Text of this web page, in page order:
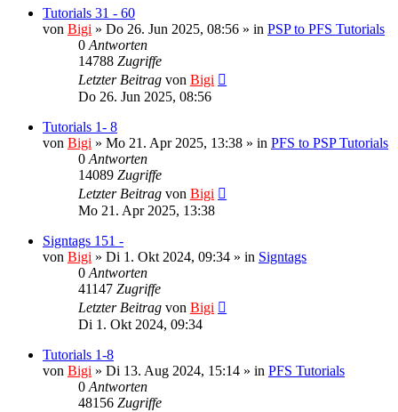
Tutorials 31 - 60
von Bigi » Do 26. Jun 2025, 08:56 » in PSP to PFS Tutorials
0 Antworten
14788 Zugriffe
Letzter Beitrag von Bigi
Do 26. Jun 2025, 08:56
Tutorials 1- 8
von Bigi » Mo 21. Apr 2025, 13:38 » in PFS to PSP Tutorials
0 Antworten
14089 Zugriffe
Letzter Beitrag von Bigi
Mo 21. Apr 2025, 13:38
Signtags 151 -
von Bigi » Di 1. Okt 2024, 09:34 » in Signtags
0 Antworten
41147 Zugriffe
Letzter Beitrag von Bigi
Di 1. Okt 2024, 09:34
Tutorials 1-8
von Bigi » Di 13. Aug 2024, 15:14 » in PFS Tutorials
0 Antworten
48156 Zugriffe